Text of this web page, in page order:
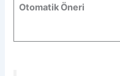
Otomatik Öneri